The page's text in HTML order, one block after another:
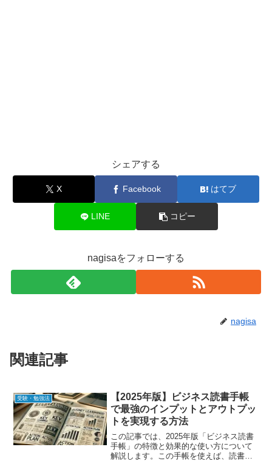
シェアする
X Facebook はてブ
LINE コピー
nagisaをフォローする
nagisa
関連記事
受験・勉強法
【2025年版】ビジネス読書手帳
で最強のインプットとアウトプッ
トを実現する方法
この記事では、2025年版「ビジネス読書
手帳」の特徴と効果的な使い方について
解説します。この手帳を使えば、読書の